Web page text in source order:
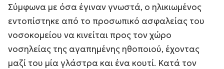
Σύμφωνα με όσα έγιναν γνωστά, ο ηλικιωμένος
εντοπίστηκε από το προσωπικό ασφαλείας του
νοσοκομείου να κινείται προς τον χώρο
νοσηλείας της αγαπημένης ηθοποιού, έχοντας
μαζί του μία γλάστρα και ένα κουτί. Κατά τον